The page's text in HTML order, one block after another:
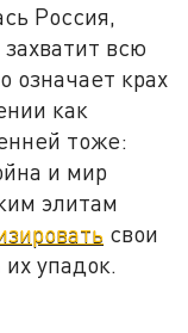
Россия,
всю
означает крах
как
тоже:
и мир
элитам
свои
упадок.